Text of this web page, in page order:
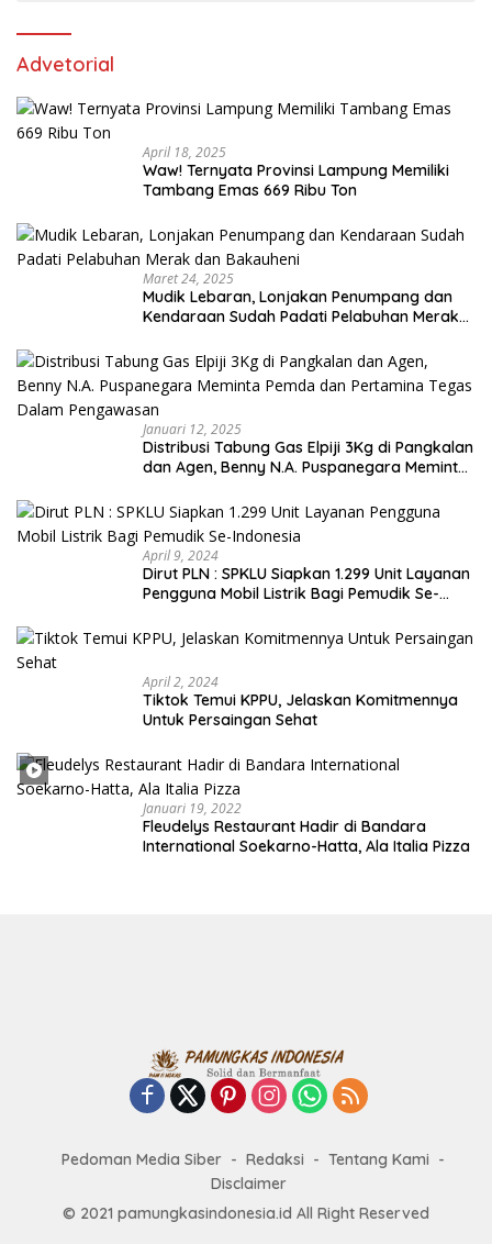
Advetorial
April 18, 2025
Waw! Ternyata Provinsi Lampung Memiliki
Tambang Emas 669 Ribu Ton
Maret 24, 2025
Mudik Lebaran, Lonjakan Penumpang dan
Kendaraan Sudah Padati Pelabuhan Merak
Januari 12, 2025
Distribusi Tabung Gas Elpiji 3Kg di Pangkalan
dan Agen, Benny N.A. Puspanegara Meminta
Pengawasan
April 9, 2024
Dirut PLN : SPKLU Siapkan 1.299 Unit Layanan
Pengguna Mobil Listrik Bagi Pemudik Se-
April 2, 2024
Tiktok Temui KPPU, Jelaskan Komitmennya
Untuk Persaingan Sehat
Januari 19, 2022
Fleudelys Restaurant Hadir di Bandara
International Soekarno-Hatta, Ala Italia Pizza
Pedoman Media Siber Redaksi
Tentang Kami
Disclaimer
© 2021 pamungkasindonesia.id All Right Reserved